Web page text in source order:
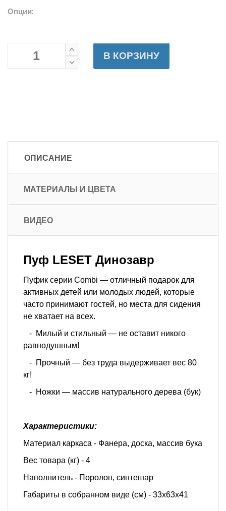
Опции:
В КОРЗИНУ
ОПИСАНИЕ
МАТЕРИАЛЫ И ЦВЕТА
ВИДЕО
Пуф LESET Динозавр
Пуфик серии Combi — отличный подарок для
активных детей или молодых людей, которые
часто принимают гостей, но места для сидения
не хватает на всех.
- Милый и стильный — не оставит никого
равнодушным!
- Прочный — без труда выдерживает вес 80
кг!
- Ножки — массив натурального дерева (бук)
Характеристики:
Материал каркаса - Фанера, доска, массив бука
Вес товара (кг) - 4
Наполнитель - Поролон, синтешар
Габариты в собранном виде (см) - 33х63х41